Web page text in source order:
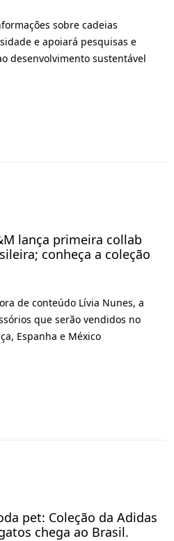
sobre cadeias
e apoiará pesquisas e
desenvolvimento sustentável
lança primeira collab
conheça a coleção
de conteúdo Lívia Nunes, a
que serão vendidos no
Espanha e México
pet: Coleção da Adidas
chega ao Brasil.